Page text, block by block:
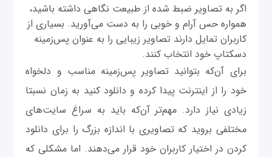
اگر به تصاویر ضبط شده از طبیعت نگاهی داشته باشید،
همواره حس آرام و خوبی را به دست می‌آورید. بسیاری از
کاربران تمایل دارند تصاویر زیبایی را به عنوان پس‌زمینه
دسکتاپ خود انتخاب کنند.
برای آن‌که بتوانید تصاویر پس‌زمینه مناسب و دلخواه
خود را از اینترنت پیدا کرده و دانلود کنید به زمان نسبتا
زیادی نیاز دارد. مهم‌تر آن‌که باید به سراغ سایت‌های
مختلفی بروید که تصاویری با اندازه بزرگ را برای دانلود
کردن در اختیار کاربران خود قرار می‌دهند. اما مشکلی که